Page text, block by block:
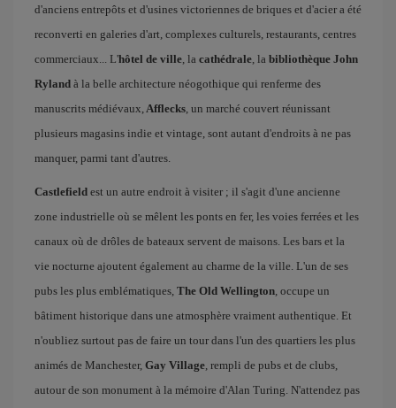
d'anciens entrepôts et d'usines victoriennes de briques et d'acier a été
reconverti en galeries d'art, complexes culturels, restaurants, centres
commerciaux... L'hôtel de ville, la cathédrale, la bibliothèque John
Ryland à la belle architecture néogothique qui renferme des
manuscrits médiévaux,Afflecks, un marché couvert réunissant
plusieurs magasins indie et vintage, sont autant d'endroits à ne pas
manquer, parmi tant d'autres.
Castlefield est un autre endroit à visiter ; il s'agit d'une ancienne
zone industrielle où se mêlent les ponts en fer, les voies ferrées et les
canaux où de drôles de bateaux servent de maisons. Les bars et la
vie nocturne ajoutent également au charme de la ville. L'un de ses
pubs les plus emblématiques, The Old Wellington, occupe un
bâtiment historique dans une atmosphère vraiment authentique. Et
n'oubliez surtout pas de faire un tour dans l'un des quartiers les plus
animés de Manchester, Gay Village, rempli de pubs et de clubs,
autour de son monument à la mémoire d'Alan Turing. N'attendez pas